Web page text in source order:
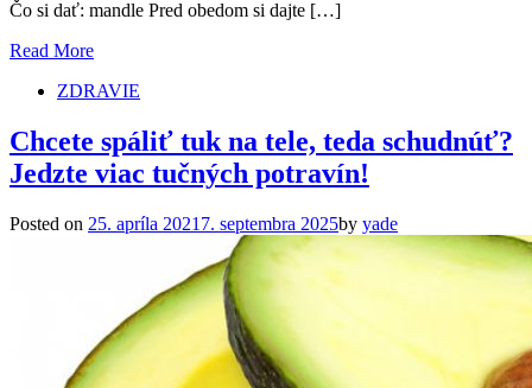
Čo si dať: mandle Pred obedom si dajte […]
Read More
ZDRAVIE
Chcete spáliť tuk na tele, teda schudnúť?
Jedzte viac tučných potravín!
Posted on 25. apríla 2021 7. septembra 2025by yade